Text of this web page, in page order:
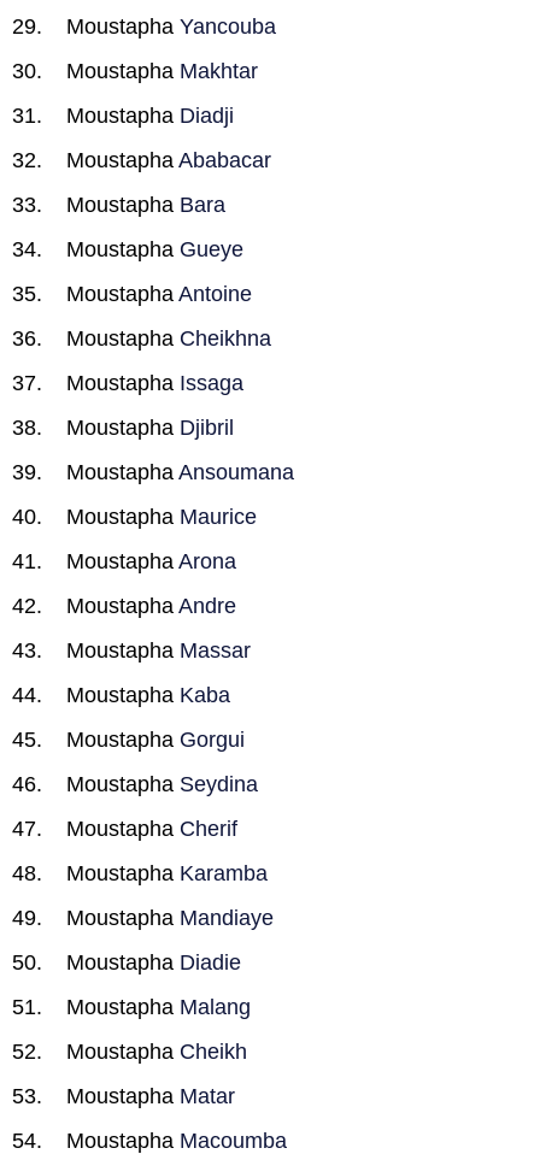
Moustapha Yancouba
Moustapha Makhtar
Moustapha Diadji
Moustapha Ababacar
Moustapha Bara
Moustapha Gueye
Moustapha Antoine
Moustapha Cheikhna
Moustapha Issaga
Moustapha Djibril
Moustapha Ansoumana
Moustapha Maurice
Moustapha Arona
Moustapha Andre
Moustapha Massar
Moustapha Kaba
Moustapha Gorgui
Moustapha Seydina
Moustapha Cherif
Moustapha Karamba
Moustapha Mandiaye
Moustapha Diadie
Moustapha Malang
Moustapha Cheikh
Moustapha Matar
Moustapha Macoumba